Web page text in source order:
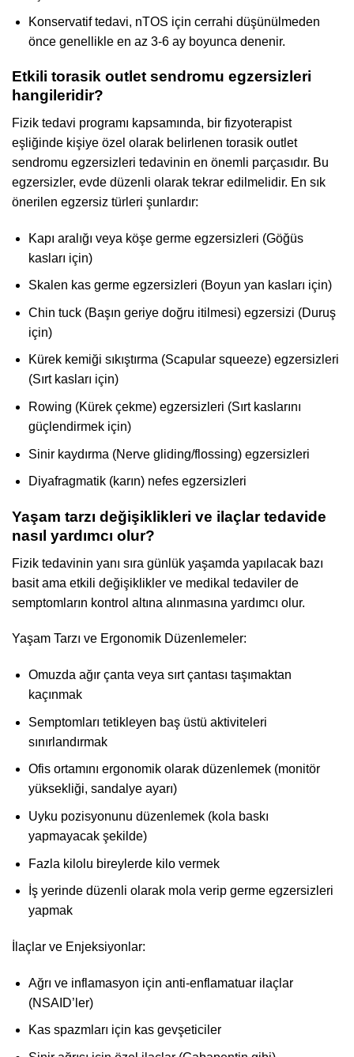
Konservatif tedavi, nTOS için cerrahi düşünülmeden
önce genellikle en az 3-6 ay boyunca denenir.
Etkili torasik outlet sendromu egzersizleri
hangileridir?
Fizik tedavi programı kapsamında, bir fizyoterapist
eşliğinde kişiye özel olarak belirlenen torasik outlet
sendromu egzersizleri tedavinin en önemli parçasıdır. Bu
egzersizler, evde düzenli olarak tekrar edilmelidir. En sık
önerilen egzersiz türleri şunlardır:
Kapı aralığı veya köşe germe egzersizleri (Göğüs
kasları için)
Skalen kas germe egzersizleri (Boyun yan kasları için)
Chin tuck (Başın geriye doğru itilmesi) egzersizi (Duruş
için)
Kürek kemiği sıkıştırma (Scapular squeeze) egzersizleri
(Sırt kasları için)
Rowing (Kürek çekme) egzersizleri (Sırt kaslarını
güçlendirmek için)
Sinir kaydırma (Nerve gliding/flossing) egzersizleri
Diyafragmatik (karın) nefes egzersizleri
Yaşam tarzı değişiklikleri ve ilaçlar tedavide
nasıl yardımcı olur?
Fizik tedavinin yanı sıra günlük yaşamda yapılacak bazı
basit ama etkili değişiklikler ve medikal tedaviler de
semptomların kontrol altına alınmasına yardımcı olur.
Yaşam Tarzı ve Ergonomik Düzenlemeler:
Omuzda ağır çanta veya sırt çantası taşımaktan
kaçınmak
Semptomları tetikleyen baş üstü aktiviteleri
sınırlandırmak
Ofis ortamını ergonomik olarak düzenlemek (monitör
yüksekliği, sandalye ayarı)
Uyku pozisyonunu düzenlemek (kola baskı
yapmayacak şekilde)
Fazla kilolu bireylerde kilo vermek
İş yerinde düzenli olarak mola verip germe egzersizleri
yapmak
İlaçlar ve Enjeksiyonlar:
Ağrı ve inflamasyon için anti-enflamatuar ilaçlar
(NSAID’ler)
Kas spazmları için kas gevşeticiler